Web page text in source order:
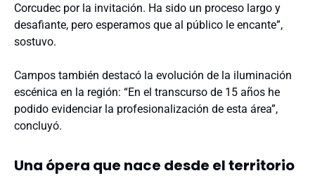
Corcudec por la invitación. Ha sido un proceso largo y
desafiante, pero esperamos que al público le encante”,
sostuvo.
Campos también destacó la evolución de la iluminación
escénica en la región: “En el transcurso de 15 años he
podido evidenciar la profesionalización de esta área”,
concluyó.
Una ópera que nace desde el territorio